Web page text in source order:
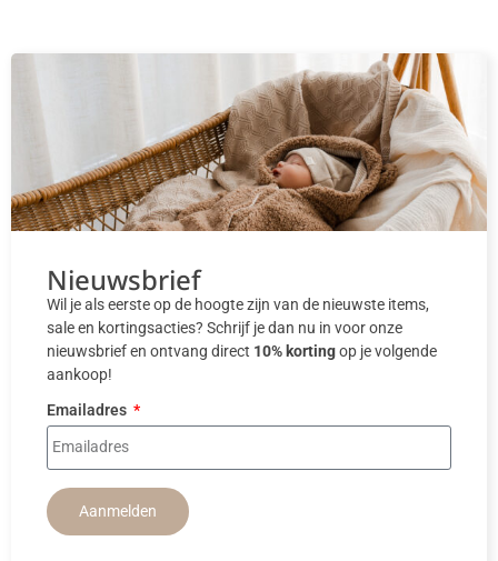
Nieuwsbrief
Wil je als eerste op de hoogte zijn van de nieuwste items,
sale en kortingsacties? Schrijf je dan nu in voor onze
nieuwsbrief en ontvang direct 10% kortingop je volgende
aankoop!
Emailadres
Aanmelden